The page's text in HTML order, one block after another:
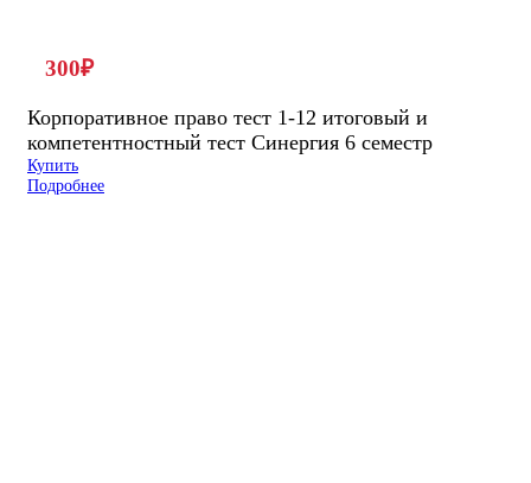
300₽
Корпоративное право тест 1-12 итоговый и
компетентностный тест Синергия 6 семестр
Купить
Подробнее